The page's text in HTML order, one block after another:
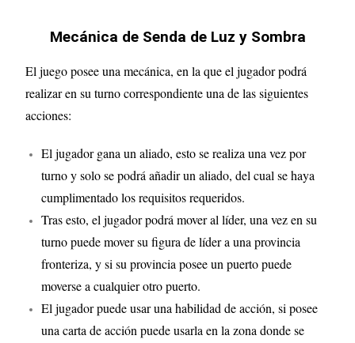
Mecánica de Senda de Luz y Sombra
El juego posee una mecánica, en la que el jugador podrá
realizar en su turno correspondiente una de las siguientes
acciones:
El jugador gana un aliado, esto se realiza una vez por
turno y solo se podrá añadir un aliado, del cual se haya
cumplimentado los requisitos requeridos.
Tras esto, el jugador podrá mover al líder, una vez en su
turno puede mover su figura de líder a una provincia
fronteriza, y si su provincia posee un puerto puede
moverse a cualquier otro puerto.
El jugador puede usar una habilidad de acción, si posee
una carta de acción puede usarla en la zona donde se